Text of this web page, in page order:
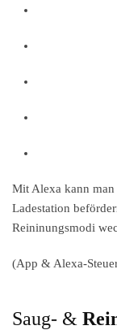
Mit Alexa kann man
Ladestation
Reininungsmodi
(App & Alexa-
Saug- &